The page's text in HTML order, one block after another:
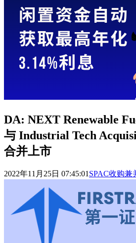
DA: NEXT Renewable
与 Industrial Tech
合并上市
2022年11月25日 07:45:01 SPAC收购兼